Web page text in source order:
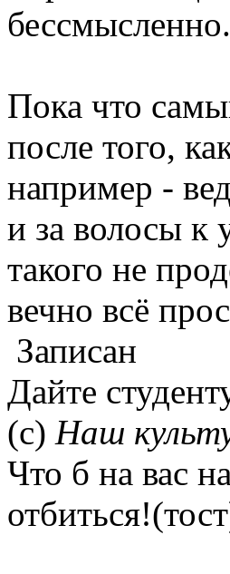
Пока что
после того,
например -
и за волосы к
такого не
вечно всё
Записан
Дайте
(с) Наш
Что б на вас